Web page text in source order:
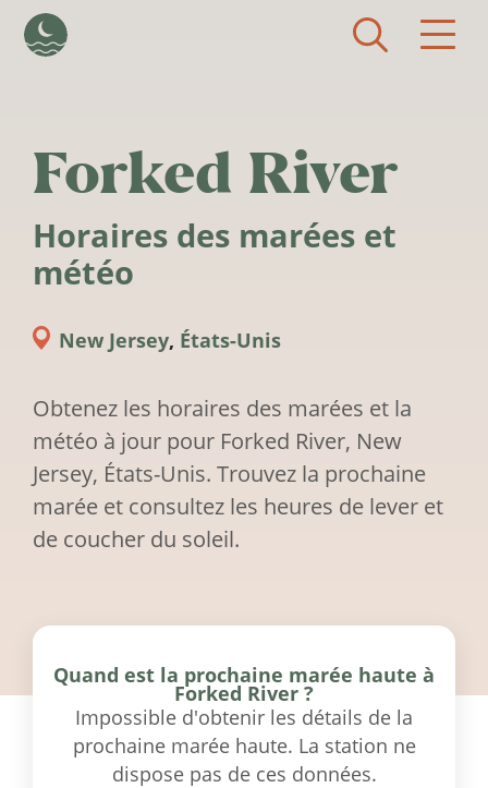
Forked River
Horaires des marées et
météo
New Jersey, États-Unis
Obtenez les horaires des marées et la
météo à jour pour Forked River, New
Jersey, États-Unis. Trouvez la prochaine
marée et consultez les heures de lever et
de coucher du soleil.
Quand est la prochaine marée haute à
Forked River ?
Impossible d'obtenir les détails de la
prochaine marée haute. La station ne
dispose pas de ces données.